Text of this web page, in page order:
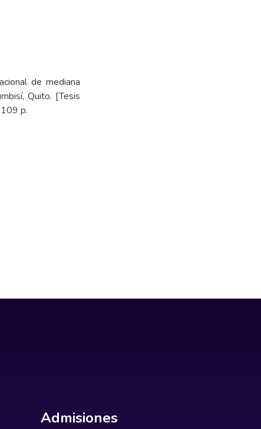
de mediana
Quito. [Tesis
p.
Admisiones